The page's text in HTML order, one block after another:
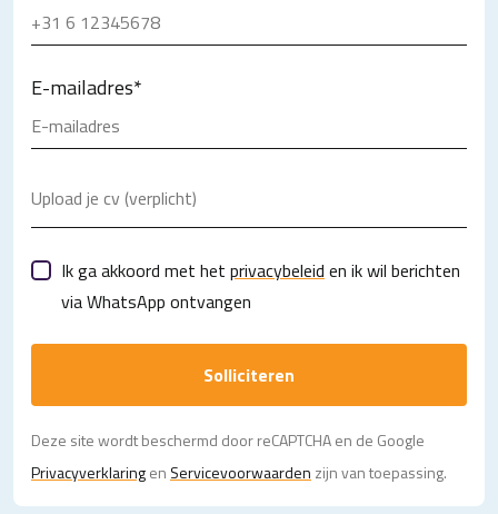
E-mailadres*
Upload je cv (verplicht)
Ik ga akkoord met het privacybeleid en ik wil berichten
via WhatsApp ontvangen
Solliciteren
Deze site wordt beschermd door reCAPTCHA en de Google
Privacy­verklaringen Servicevoorwaarden zijn van toepassing.